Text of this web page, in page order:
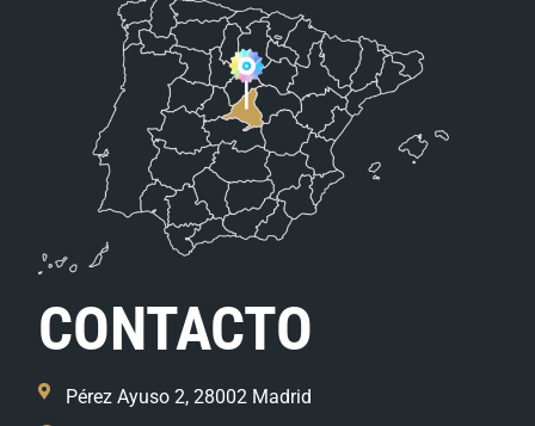
CONTACTO
Pérez Ayuso 2, 28002 Madrid